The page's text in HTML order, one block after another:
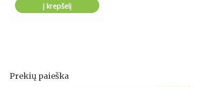
Prekių paieška
I
Į krepšelį